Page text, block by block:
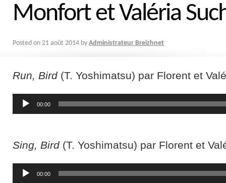
Monfort et Valéria
Posted on 21 août 2014 by Administrateur Breizhnet
Run, Bird(T. Yoshimatsu) par Florent et
Lecteur
audio
00:00
Sing, Bird(T. Yoshimatsu) par Florent et
Lecteur
audio
00:00